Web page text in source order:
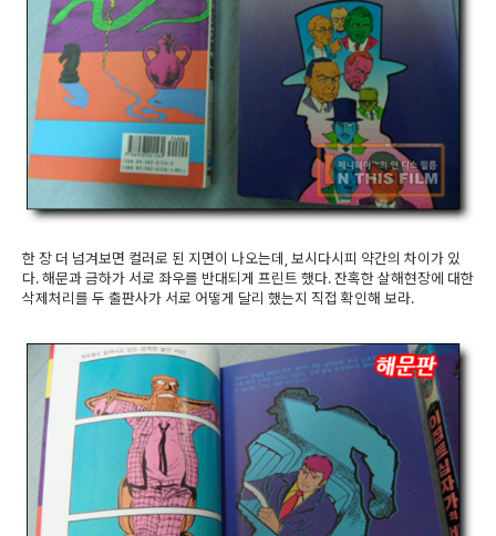
한 장 더 넘겨보면 컬러로 된 지면이 나오는데, 보시다시피 약간의 차이가 있
다. 해문과 금하가 서로 좌우를 반대되게 프린트 했다. 잔혹한 살해현장에 대한
삭제처리를 두 출판사가 서로 어떻게 달리 했는지 직접 확인해 보라.